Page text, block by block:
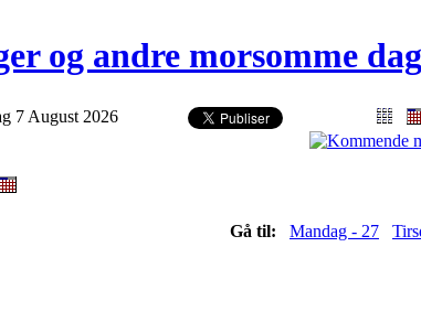
og andre morsomme
7 August 2026
Gå til: Mandag - 27